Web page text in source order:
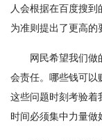
人会根据在百度搜
为准则提出了更高的
网民希望我们做
会责任。哪些钱可以
这些问题时刻考验着
时间必须集中力量做